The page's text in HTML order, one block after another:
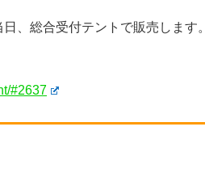
、総合受付テントで販売します。
#2637